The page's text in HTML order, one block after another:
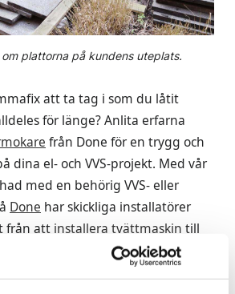
plattorna på kundens uteplats.
att ta tag i som du låtit
för länge? Anlita erfarna
från Done för en trygg och
dina el- och VVS-projekt. Med vår
med en behörig VVS- eller
Done har skickliga installatörer
från att installera tvättmaskin till
väntar du på? Ladda ner appen